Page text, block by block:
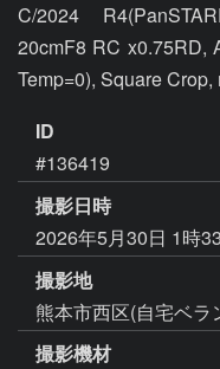
C/2024
20cmF8 RC x0.75RD,
Temp=0), Square
ID
#136419
撮影日時
2026年5月30日 1時
撮影地
熊本市西区(自宅ベラ
撮影機材